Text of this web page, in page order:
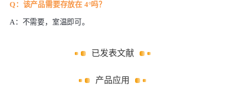
Q：该产品需要存放在 4°吗？
A：不需要，室温即可。
已发表文献
产品应用